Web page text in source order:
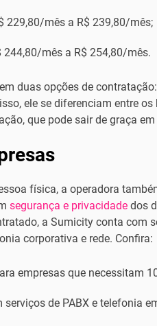
mês a R$ 239,80/mês;
mês a R$ 254,80/mês.
duas opções de
ele se diferenciam entre
que pode sair de graça
física, a operadora
segurança e privacidadedos
a Sumicity conta com
corporativa e rede. Confira:
empresas que necessitam
de PABX e telefonia